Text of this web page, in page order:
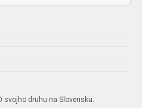
svojho druhu na Slovensku.